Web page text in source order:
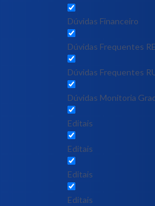
Dúvidas Financeiro
Dúvidas Frequentes RE
Dúvidas Frequentes
Dúvidas Monitoria
Editais
Editais
Editais
Editais